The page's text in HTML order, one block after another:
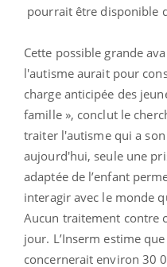
pourrait être disponible
Cette possible grande
l'autisme aurait pour
charge anticipée des
famille », conclut le
traiter l'autisme qui a
aujourd'hui, seule une
adaptée de l’enfant
interagir avec le monde
Aucun traitement contre
jour. L’Inserm estime
concernerait environ 30